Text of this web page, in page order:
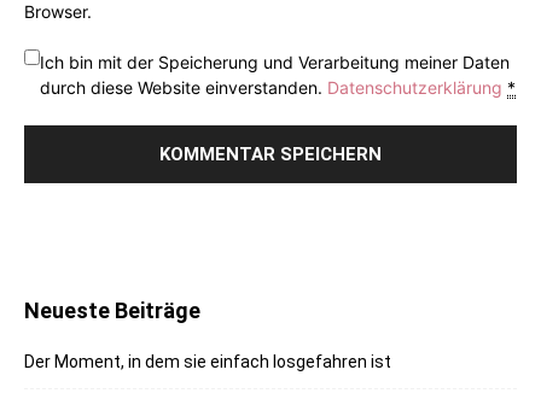
Browser.
Ich bin mit der Speicherung und Verarbeitung meiner Daten
durch diese Website einverstanden. Datenschutzerklärung *
Neueste Beiträge
Der Moment, in dem sie einfach losgefahren ist